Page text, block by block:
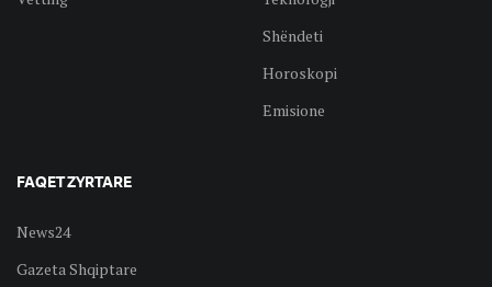
Shëndeti
Horoskopi
Emisione
FAQET ZYRTARE
News24
Gazeta Shqiptare